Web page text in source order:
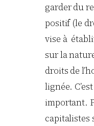
garder du
positif (le
vise à
sur la
droits de
lignée.
important.
capitalistes